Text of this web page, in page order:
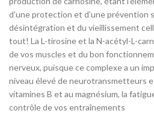
d’une protection et d’une prévention
désintégration et du vieillissement
tout! La L-tirosine et la N-acétyl-L-
de vos muscles et du bon
nerveux, puisque ce complexe a un
niveau élevé de neurotransmetteurs
vitamines B et au magnésium, la
contrôle de vos entraînements